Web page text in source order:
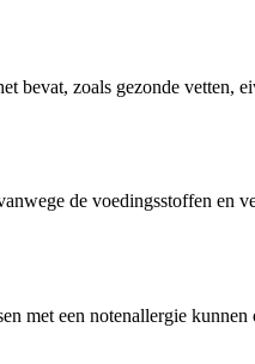
bevat, zoals gezonde
de voedingsstoffen en
met een notenallergie